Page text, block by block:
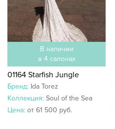
В наличии
в 4 салонах
01164 Starfish Jungle
Бренд: Ida Torez
Коллекция: Soul of the Sea
Цена: от 61 500 руб.